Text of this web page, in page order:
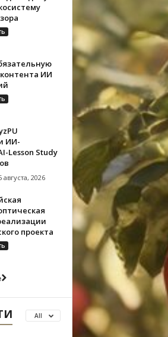
ИИ
ИИ-
Lesson Study
августа, 2026
проекта
All